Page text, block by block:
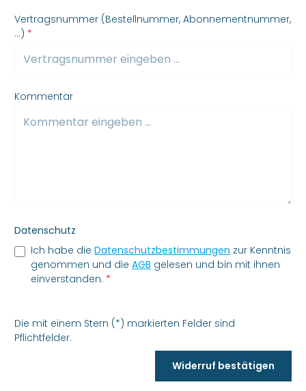
Vertragsnummer (Bestellnummer, Abonnementnummer,
...) *
Kommentar
Datenschutz
Ich habe die Datenschutzbestimmungen zur Kenntnis
genommen und die AGB gelesen und bin mit ihnen
einverstanden. *
Die mit einem Stern (*) markierten Felder sind
Pflichtfelder.
Widerruf bestätigen